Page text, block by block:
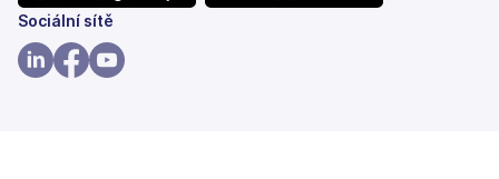
(se
v
nových
Sociální sítě